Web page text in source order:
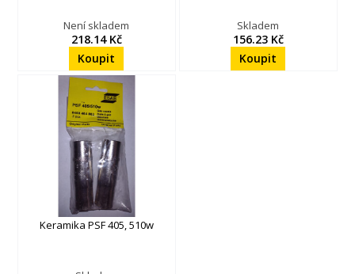
Není skladem
218.14 Kč
Skladem
156.23 Kč
Keramika PSF 405, 510w